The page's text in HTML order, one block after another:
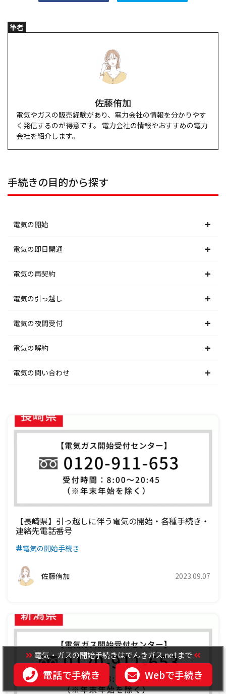
筆者
佐藤侑加
電気やガスの販売経験があり、電力会社の情報を分かりやす
く発信するのが得意です。 電力会社の情報やおすすめの電力
会社を紹介します。
手続きの目的から探す
電気の開始
北海道電力エリア
東北電力エリア
東京電力エリア
北陸電力エリア
中部電力エリア
関西電力エリア
四国電力エリア
九州電力エリア
電気の即日開通
北海道電力エリア
東北電力エリア
東京電力エリア
北陸電力エリア
中部電力エリア
中国電力エリア
四国電力エリア
九州電力エリア
電気の再契約
北海道電力エリア
東北電力エリア
東京電力エリア
北陸電力エリア
関西電力エリア
中国電力エリア
四国電力エリア
九州電力エリア
電気の引っ越し
北海道電力エリア
東北電力エリア
東京電力エリア
中部電力エリア
関西電力エリア
中国電力エリア
四国電力エリア
九州電力エリア
電気の夜間受付
北海道電力エリア
東北電力エリア
北陸電力エリア
中部電力エリア
関西電力エリア
中国電力エリア
四国電力エリア
電気の解約
北海道電力エリア
東京電力エリア
北陸電力エリア
中部電力エリア
関西電力エリア
中国電力エリア
九州電力エリア
電気の問い合わせ
東北電力エリア
東京電力エリア
北陸電力エリア
中部電力エリア
関西電力エリア
四国電力エリア
【長崎県】引っ越しに伴う電気の開始・各種手続き・
連絡先電話番号
電気の開始手続き
佐藤侑加 2023.09.07
電気・ガスの開始手続きはでんきガス.netまで
電話で手続き Webで手続き